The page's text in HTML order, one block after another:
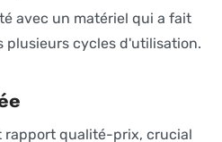
avec un matériel qui a fait
plusieurs cycles d'utilisation.
rapport qualité-prix, crucial